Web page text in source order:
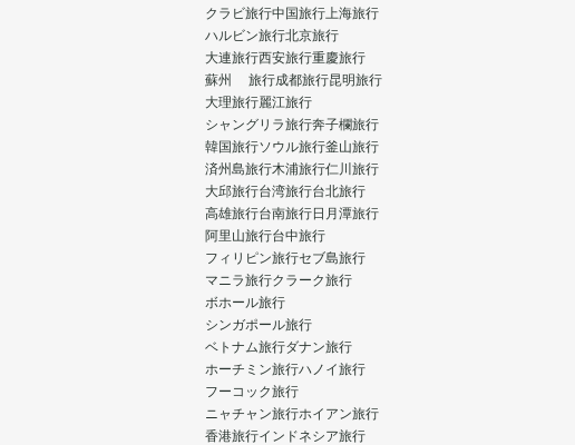
クラビ旅行中国旅行上海旅行
ハルビン旅行北京旅行
大連旅行西安旅行重慶旅行
蘇州 旅行成都旅行昆明旅行
大理旅行麗江旅行
シャングリラ旅行奔子欄旅行
韓国旅行ソウル旅行釜山旅行
済州島旅行木浦旅行仁川旅行
大邱旅行台湾旅行台北旅行
高雄旅行台南旅行日月潭旅行
阿里山旅行台中旅行
フィリピン旅行セブ島旅行
マニラ旅行クラーク旅行
ボホール旅行
シンガポール旅行
ベトナム旅行ダナン旅行
ホーチミン旅行ハノイ旅行
フーコック旅行
ニャチャン旅行ホイアン旅行
香港旅行インドネシア旅行